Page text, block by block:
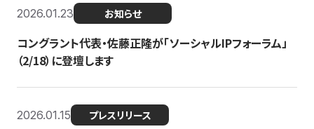
2026.01.23 お知らせ
コングラント代表・佐藤正隆が「ソーシャルIPフォーラム」
（2/18）に登壇します
2026.01.15 プレスリリース